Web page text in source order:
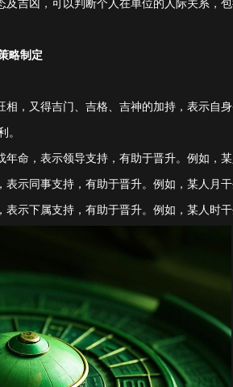
及吉凶，可以判断个人在单位的人际关系，
略制定
相，又得吉门、吉格、吉神的加持，表示自
。
命，表示领导支持，有助于晋升。例如，
示同事支持，有助于晋升。例如，某人月
示下属支持，有助于晋升。例如，某人时